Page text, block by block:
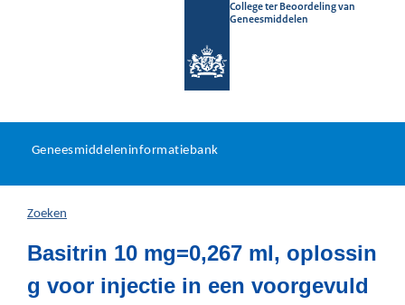
College ter Beoordeling van
Geneesmiddelen
U
hier:
Geneesmiddeleninformatiebank
Zoeken
Basitrin 10 mg=0,267 ml, oplossin
g voor injectie in een voorgevuld